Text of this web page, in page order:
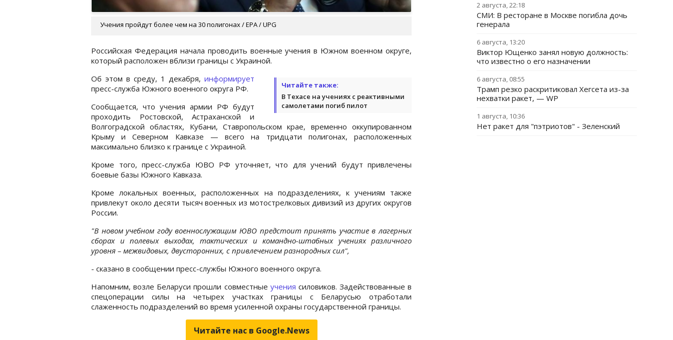
Учения пройдут более чем на 30 полигонах / EPA / UPG
Российская Федерация начала проводить военные учения в Южном военном округе,
который расположен вблизи границы с Украиной.
Читайте также:
В Техасе на учениях с реактивными
самолетами погиб пилот
Об этом в среду, 1 декабря, информирует
пресс-служба Южного военного округа РФ.
Сообщается, что учения армии РФ будут
проходить Ростовской, Астраханской и
Волгоградской областях, Кубани, Ставропольском крае, временно оккупированном
Крыму и Северном Кавказе — всего на тридцати полигонах, расположенных
максимально близко к границе с Украиной.
Кроме того, пресс-служба ЮВО РФ уточняет, что для учений будут привлечены
боевые базы Южного Кавказа.
Кроме локальных военных, расположенных на подразделениях, к учениям также
привлекут около десяти тысяч военных из мотострелковых дивизий из других округов
России.
"В новом учебном году военнослужащим ЮВО предстоит принять участие в лагерных
сборах и полевых выходах, тактических и командно-штабных учениях различного
уровня – межвидовых, двусторонних, с привлечением разнородных сил",
- сказано в сообщении пресс-службы Южного военного округа.
Напомним, возле Беларуси прошли совместные учения силовиков. Задействованные в
спецоперации силы на четырех участках границы с Беларусью отработали
слаженность подразделений во время усиленной охраны государственной границы.
Читайте нас в Google.News
2 августа, 22:18
СМИ: В ресторане в Москве погибла дочь
генерала
6 августа, 13:20
Виктор Ющенко занял новую должность:
что известно о его назначении
6 августа, 08:55
Трамп резко раскритиковал Хегсета из-за
нехватки ракет, — WP
1 августа, 10:36
Нет ракет для "пэтриотов" - Зеленский